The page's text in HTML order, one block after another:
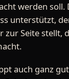
werden soll.
unterstützt,
zur Seite stellt,
auch ganz